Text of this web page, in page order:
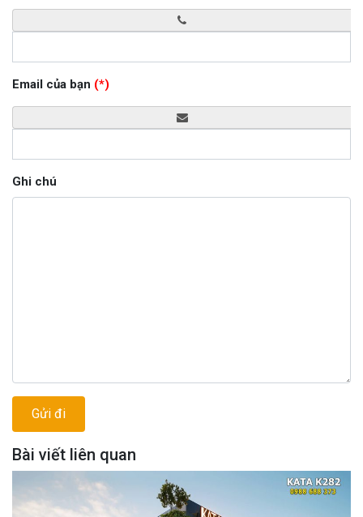
Email của bạn (*)
Ghi chú
Bài viết liên quan